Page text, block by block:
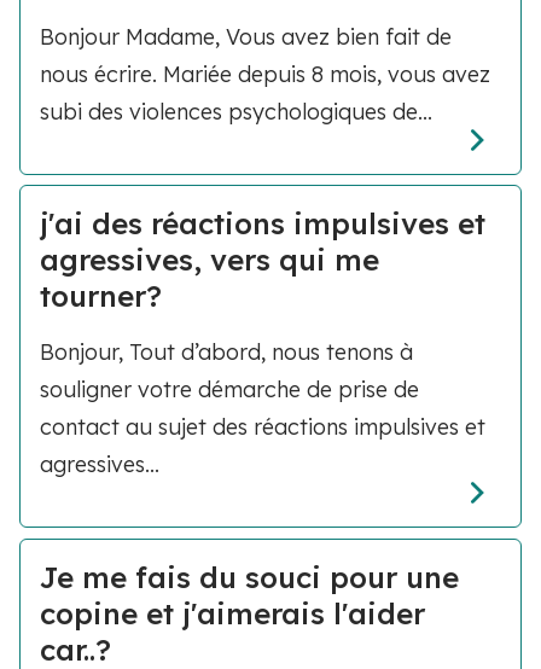
Bonjour Madame, Vous avez bien fait de
nous écrire. Mariée depuis 8 mois, vous avez
subi des violences psychologiques de...
j'ai des réactions impulsives et
agressives, vers qui me
tourner?
Bonjour, Tout d’abord, nous tenons à
souligner votre démarche de prise de
contact au sujet des réactions impulsives et
agressives...
Je me fais du souci pour une
copine et j'aimerais l'aider
car..?